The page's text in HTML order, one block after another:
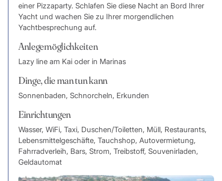
einer Pizzaparty. Schlafen Sie diese Nacht an Bord Ihrer
Yacht und wachen Sie zu Ihrer morgendlichen
Yachtbesprechung auf.
Anlegemöglichkeiten
Lazy line am Kai oder in Marinas
Dinge, die man tun kann
Sonnenbaden, Schnorcheln, Erkunden
Einrichtungen
Wasser, WiFi, Taxi, Duschen/Toiletten, Müll, Restaurants,
Lebensmittelgeschäfte, Tauchshop, Autovermietung,
Fahrradverleih, Bars, Strom, Treibstoff, Souvenirladen,
Geldautomat